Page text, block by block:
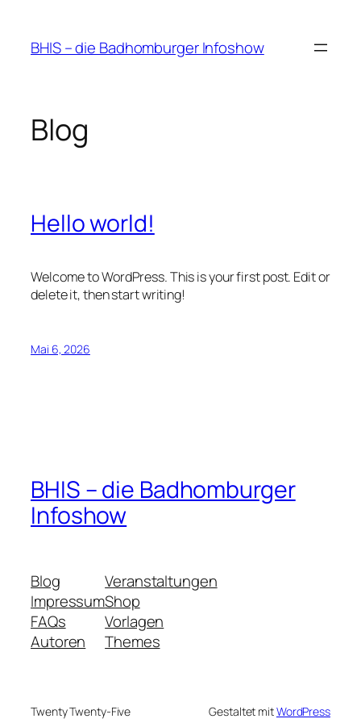
springen
BHIS – die Badhomburger Infoshow
Blog
Hello world!
Welcome to WordPress. This is your first post. Edit or
delete it, then start writing!
Mai 6, 2026
BHIS – die Badhomburger
Infoshow
Blog
Impressum
FAQs
Autoren
Veranstaltungen
Shop
Vorlagen
Themes
Twenty Twenty-Five Gestaltet mitWordPress